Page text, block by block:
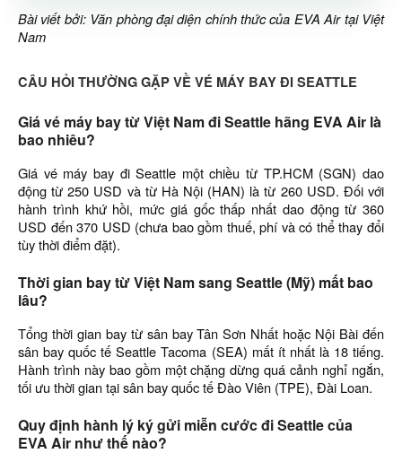
Bài viết bởi: Văn phòng đại diện chính thức của EVA Air tại Việt
Nam
CÂU HỎI THƯỜNG GẶP VỀ VÉ MÁY BAY ĐI SEATTLE
Giá vé máy bay từ Việt Nam đi Seattle hãng EVA Air là
bao nhiêu?
Giá vé máy bay đi Seattle một chiều từ TP.HCM (SGN) dao
động từ 250 USD và từ Hà Nội (HAN) là từ 260 USD. Đối với
hành trình khứ hồi, mức giá gốc thấp nhất dao động từ 360
USD đến 370 USD (chưa bao gồm thuế, phí và có thể thay đổi
tùy thời điểm đặt).
Thời gian bay từ Việt Nam sang Seattle (Mỹ) mất bao
lâu?
Tổng thời gian bay từ sân bay Tân Sơn Nhất hoặc Nội Bài đến
sân bay quốc tế Seattle Tacoma (SEA) mất ít nhất là 18 tiếng.
Hành trình này bao gồm một chặng dừng quá cảnh nghỉ ngắn,
tối ưu thời gian tại sân bay quốc tế Đào Viên (TPE), Đài Loan.
Quy định hành lý ký gửi miễn cước đi Seattle của
EVA Air như thế nào?